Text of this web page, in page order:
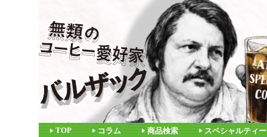
TOP コラム 商品検索 スペシャルティ